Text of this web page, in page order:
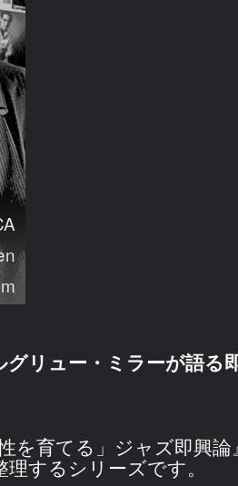
リュー・ミラーが語る
育てる」ジャズ即興論
するシリーズです。